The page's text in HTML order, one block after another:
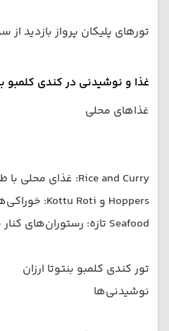
تورهای پلیکان پرواز بازدید
غذا و نوشیدنی در کندی کلمبو
غذاهای محلی
Rice and Curry: غذای محلی با طعم‌های متنوع
Hoppers و Kottu Roti: خوراکی‌های خیابانی محبوب
Seafood تازه: رستوران‌های کنار ساحل
تور کندی کلمبو بنتوتا ارزان
نوشیدنی‌ها